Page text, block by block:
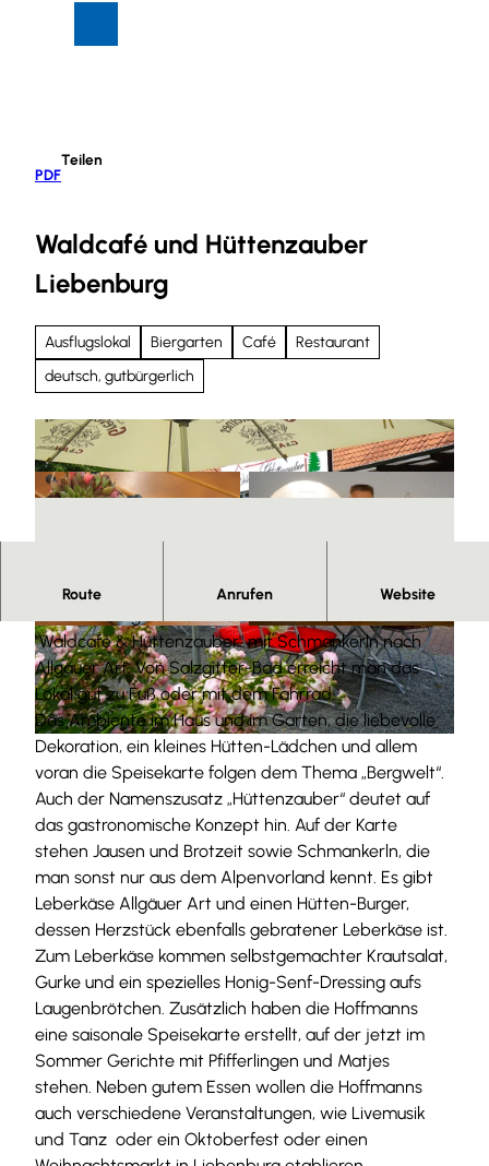
PDF
Teilen
Waldcafé und Hüttenzauber
Liebenburg
Ausflugslokal Biergarten Café
Restaurant
deutsch, gutbürgerlich
© Beate Ziehres | CC-BY
©CC-BY-SA ©CC-BY-SA
Route Anrufen Website
Herzlich willkommen.
"Waldcafé & Hüttenzauber" mit Schmankerln nach
Allgäuer Art. Von Salzgitter-Bad erreicht man das
Lokal gut zu Fuß oder mit dem Fahrrad.
Das Ambiente im Haus und im Garten, die liebevolle
Dekoration, ein kleines Hütten-Lädchen und allem
voran die Speisekarte folgen dem Thema „Bergwelt“.
Auch der Namenszusatz „Hüttenzauber“ deutet auf
das gastronomische Konzept hin. Auf der Karte
stehen Jausen und Brotzeit sowie Schmankerln, die
man sonst nur aus dem Alpenvorland kennt. Es gibt
Leberkäse Allgäuer Art und einen Hütten-Burger,
dessen Herzstück ebenfalls gebratener Leberkäse ist.
Zum Leberkäse kommen selbstgemachter Krautsalat,
Gurke und ein spezielles Honig-Senf-Dressing aufs
Laugenbrötchen. Zusätzlich haben die Hoffmanns
eine saisonale Speisekarte erstellt, auf der jetzt im
Sommer Gerichte mit Pfifferlingen und Matjes
stehen. Neben gutem Essen wollen die Hoffmanns
auch verschiedene Veranstaltungen, wie Livemusik
und Tanz oder ein Oktoberfest oder einen